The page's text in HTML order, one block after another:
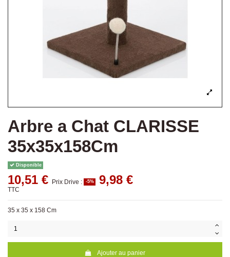
Arbre a Chat CLARISSE
35x35x158Cm
Disponible
10,51 € Prix Drive : -5% 9,98 €
TTC
35 x 35 x 158 Cm
Ajouter au panier